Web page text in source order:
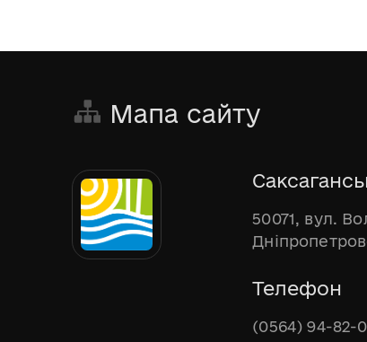
Мапа сайту
50071, вул.
Телефон
(0564) 94-82-